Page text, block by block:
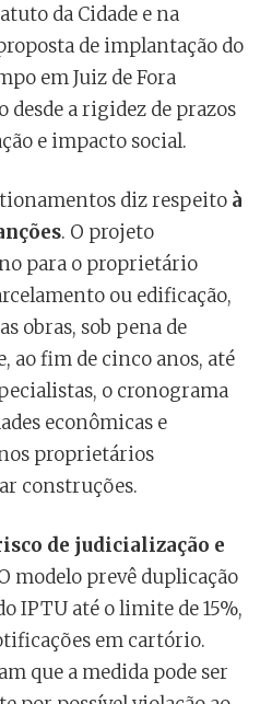
da Cidade e na
de implantação do
em Juiz de Fora
desde a rigidez de prazos
e impacto social.
diz respeito à
. O projeto
para o proprietário
ou edificação,
obras, sob pena de
ao fim de cinco anos, até
o cronograma
econômicas e
proprietários
construções.
de judicialização e
modelo prevê duplicação
IPTU até o limite de 15%,
em cartório.
que a medida pode ser